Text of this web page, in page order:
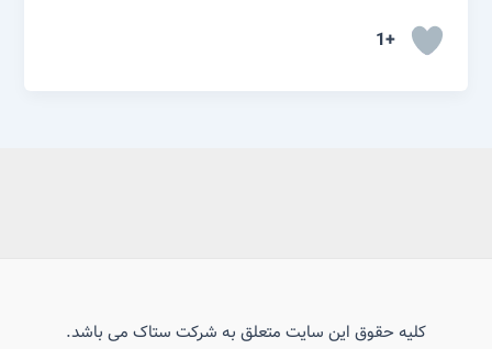
+1
کلیه حقوق این سایت متعلق به شرکت ستاک می باشد.